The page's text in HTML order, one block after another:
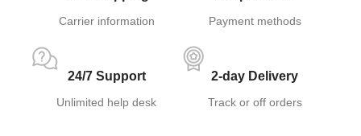
Carrier information Payment methods
24/7 Support
Unlimited help desk
2-day Delivery
Track or off orders